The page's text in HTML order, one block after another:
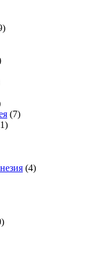
(7)
(4)